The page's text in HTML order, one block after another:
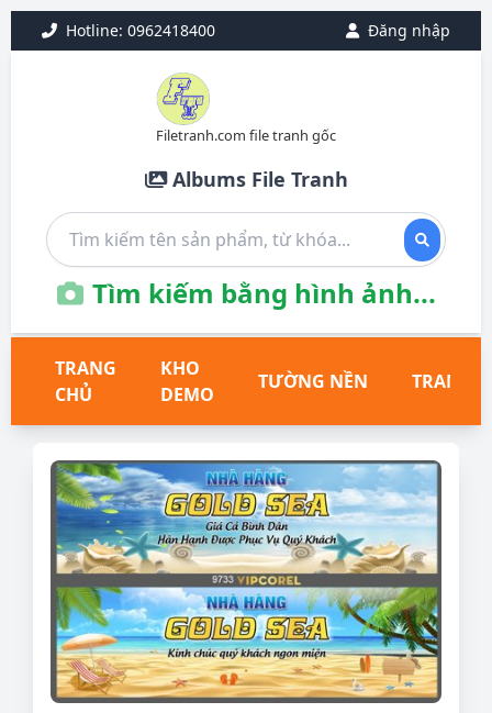
Hotline: 0962418400 Đăng nhập
Filetranh.com file tranh gốc
Albums File Tranh
Tìm kiếm bằng hình ảnh...
TRANG
CHỦ
KHO
DEMO
TƯỜNG NỀN TRANH